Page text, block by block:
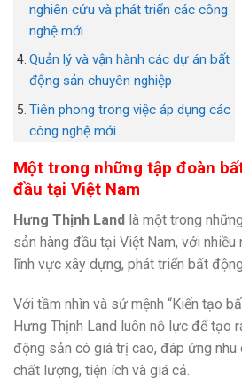
nghiên cứu và phát triển các công
nghệ mới
Quản lý và vận hành các dự án bất
động sản chuyên nghiệp
Tiên phong trong việc áp dụng các
công nghệ mới
Một trong những tập đoàn
đầu tại Việt Nam
Hưng Thịnh Land là một trong
sản hàng đầu tại Việt Nam, với nhiều
lĩnh vực xây dựng, phát triển bất
Với tầm nhìn và sứ mệnh “Kiến tạo
Hưng Thịnh Land luôn nỗ lực để tạo
động sản có giá trị cao, đáp ứng nhu
chất lượng, tiện ích và giá cả.